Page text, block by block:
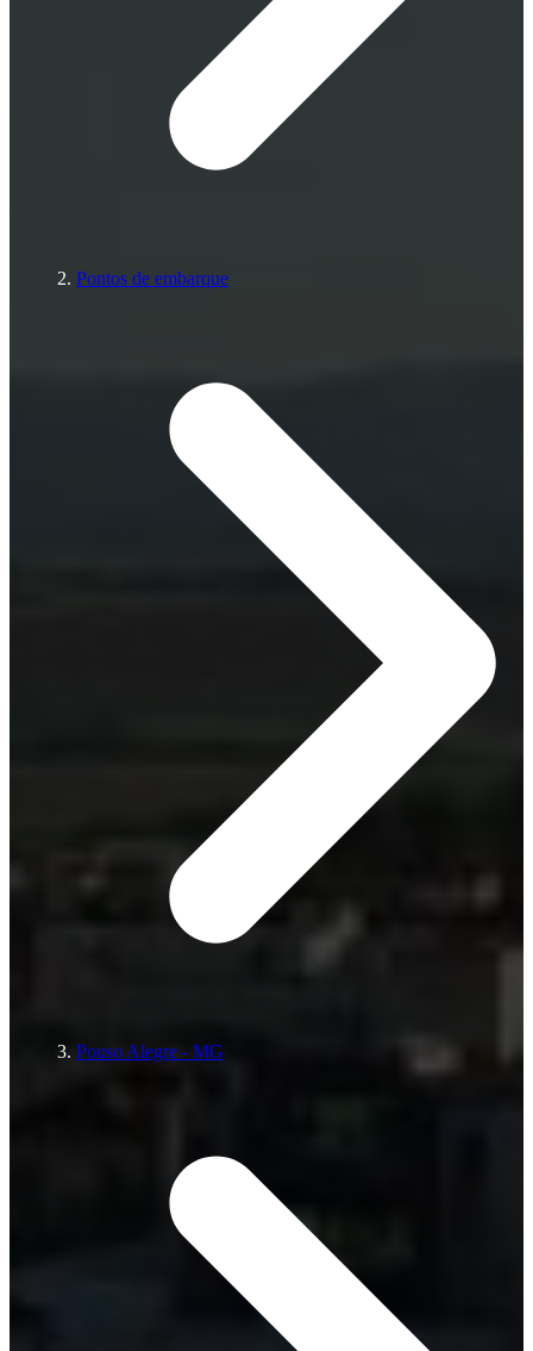
Pontos de embarque
Pouso Alegre - MG